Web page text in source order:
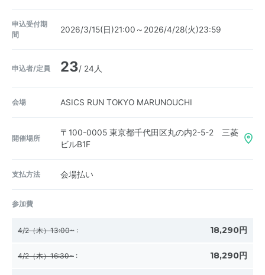
申込受付期
間
2026/3/15(日)21:00～2026/4/28(火)23:59
申込者/定員 23/ 24人
会場 ASICS RUN TOKYO MARUNOUCHI
開催場所
〒100-0005 東京都千代田区丸の内2-5-2 三菱
ビルB1F
支払方法 会場払い
参加費
4/2（木）13:00~ : 18,290円
4/2（木）16:30~ : 18,290円